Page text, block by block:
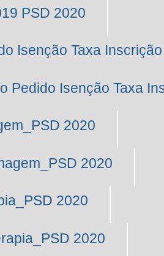
PSD 2020
Isenção Taxa Inscrição
Pedido Isenção Taxa
2020
2020
2020
2020